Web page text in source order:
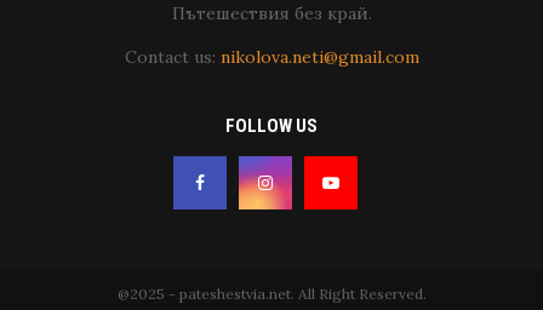
Пътешествия без край.
Contact us: nikolova.neti@gmail.com
FOLLOW US
@2025 - pateshestvia.net. All Right Reserved.